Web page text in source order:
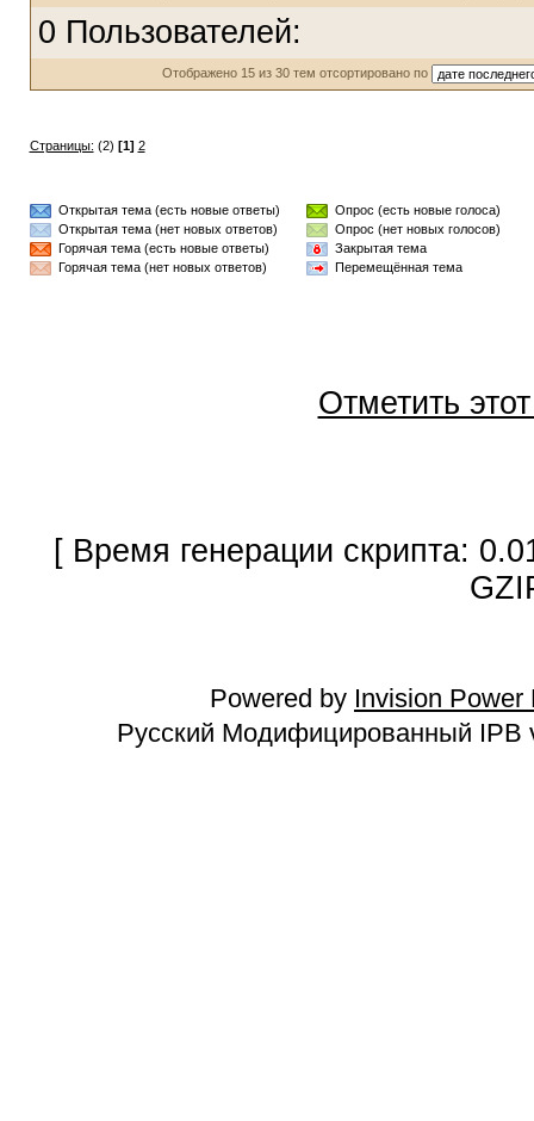
0 Пользователей:
Отображено 15 из 30 тем отсортировано по
Страницы: (2) [1] 2
Открытая тема (есть новые ответы)
Открытая тема (нет новых ответов)
Горячая тема (есть новые ответы)
Горячая тема (нет новых ответов)
Опрос (есть новые голоса)
Опрос (нет новых голосов)
Закрытая тема
Перемещённая тема
Отметить
[ Время генерации скрипта:
Powered by Invision Power
Русский Модифицированный IPB